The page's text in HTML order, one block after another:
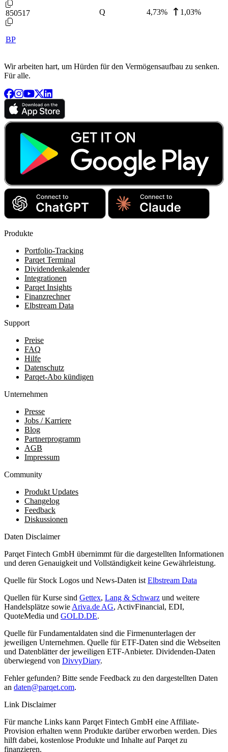
850517
BP
Q 4,73% 1,03%
Wir arbeiten hart, um Hürden für den Vermögensaufbau zu senken.
Für alle.
Produkte
Portfolio-Tracking
Parqet Terminal
Dividendenkalender
Integrationen
Parqet Insights
Finanzrechner
Elbstream Data
Support
Preise
FAQ
Hilfe
Datenschutz
Parqet-Abo kündigen
Unternehmen
Presse
Jobs / Karriere
Blog
Partnerprogramm
AGB
Impressum
Community
Produkt Updates
Changelog
Feedback
Diskussionen
Daten Disclaimer
Parqet Fintech GmbH übernimmt für die dargestellten Informationen
und deren Genauigkeit und Vollständigkeit keine Gewährleistung.
Quelle für Stock Logos und News-Daten istElbstream Data
Quellen für Kurse sind Gettex, Lang & Schwarz und weitere
Handelsplätze sowieAriva.de AG, ActivFinancial, EDI,
QuoteMedia und GOLD.DE.
Quelle für Fundamentaldaten sind die Firmenunterlagen der
jeweiligen Unternehmen. Quelle für ETF-Daten sind die Webseiten
und Datenblätter der jeweiligen ETF-Anbieter. Dividenden-Daten
überwiegend von DivvyDiary.
Fehler gefunden? Bitte sende Feedback zu den dargestellten Daten
an daten@parqet.com.
Link Disclaimer
Für manche Links kann Parqet Fintech GmbH eine Affiliate-
Provision erhalten wenn Produkte darüber erworben werden. Dies
hilft dabei, kostenlose Produkte und Inhalte auf Parqet zu
finanzieren.